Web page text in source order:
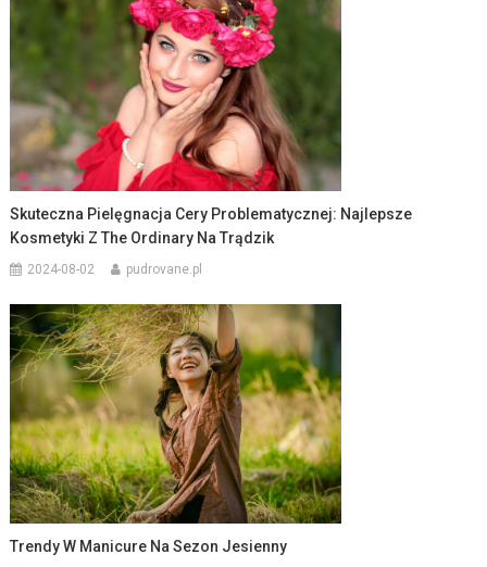
Skuteczna Pielęgnacja Cery Problematycznej: Najlepsze
Kosmetyki Z The Ordinary Na Trądzik
2024-08-02 pudrovane.pl
Trendy W Manicure Na Sezon Jesienny